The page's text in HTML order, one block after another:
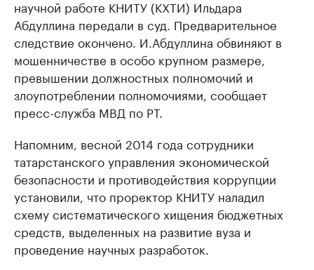
научной работе КНИТУ (КХТИ) Ильдара
Абдуллина передали в суд. Предварительное
следствие окончено. И.Абдуллина обвиняют в
мошенничестве в особо крупном размере,
превышении должностных полномочий и
злоупотреблении полномочиями, сообщает
пресс-служба МВД по РТ.
Напомним, весной 2014 года сотрудники
татарстанского управления экономической
безопасности и противодействия коррупции
установили, что проректор КНИТУ наладил
схему систематического хищения бюджетных
средств, выделенных на развитие вуза и
проведение научных разработок.